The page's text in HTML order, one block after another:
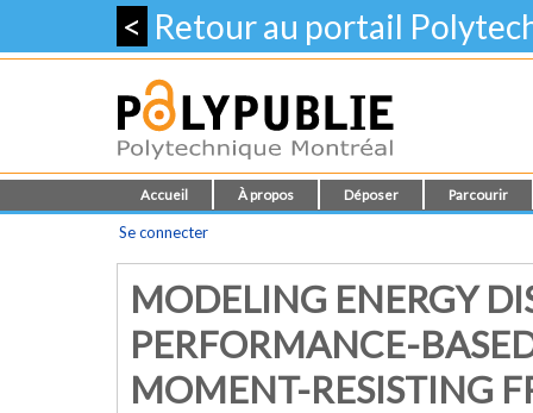
< Retour au portail
Accueil À propos Déposer Parcourir
Se connecter
MODELING ENERGY
PERFORMANCE-
MOMENT-RESISTING